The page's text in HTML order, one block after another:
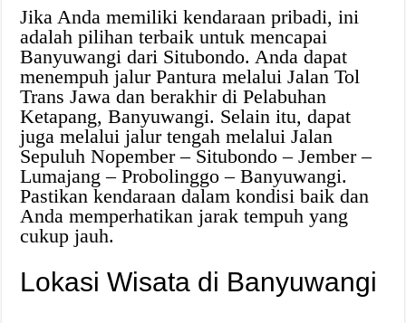
Jika Anda memiliki kendaraan pribadi, ini
adalah pilihan terbaik untuk mencapai
Banyuwangi dari Situbondo. Anda dapat
menempuh jalur Pantura melalui Jalan Tol
Trans Jawa dan berakhir di Pelabuhan
Ketapang, Banyuwangi. Selain itu, dapat
juga melalui jalur tengah melalui Jalan
Sepuluh Nopember – Situbondo – Jember –
Lumajang – Probolinggo – Banyuwangi.
Pastikan kendaraan dalam kondisi baik dan
Anda memperhatikan jarak tempuh yang
cukup jauh.
Lokasi Wisata di Banyuwangi